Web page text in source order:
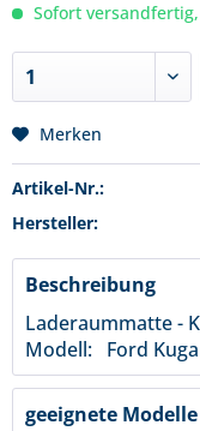
Sofort
Merken
Artikel-Nr.:
Hersteller:
Beschreibung
Laderaummatte -
Modell: Ford
geeignete Modelle